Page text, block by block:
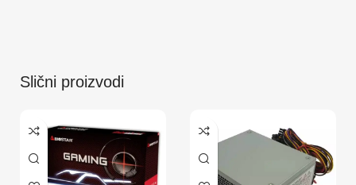
Slični proizvodi